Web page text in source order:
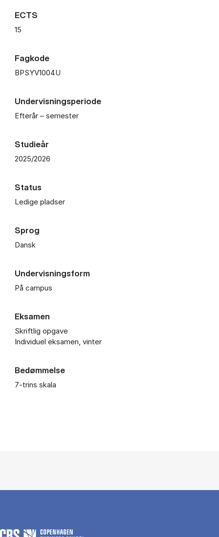
ECTS
15
Fagkode
BPSYV1004U
Undervisningsperiode
Efterår – semester
Studieår
2025/2026
Status
Ledige pladser
Sprog
Dansk
Undervisningsform
På campus
Eksamen
Skriftlig opgave
Individuel eksamen, vinter
Bedømmelse
7-trins skala